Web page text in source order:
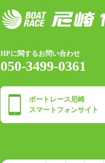
HPに関するお問い合わせ
050-3499-0361
ボートレース尼崎
スマートフォンサイト